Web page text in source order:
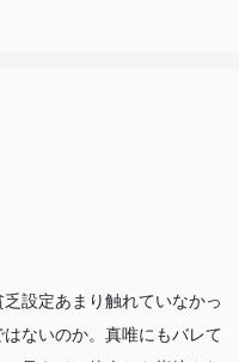
設定あまり触れていなかっ
ないのか。真唯にもバレて